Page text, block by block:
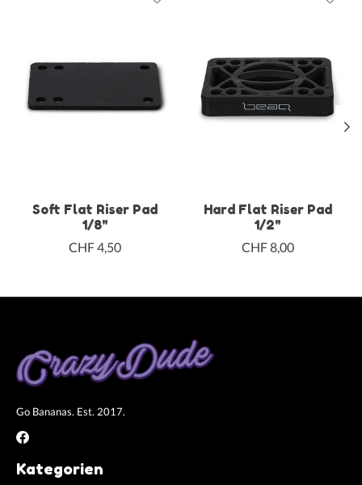
Soft Flat Riser Pad
1/8"
CHF 4,50
Hard Flat Riser Pad
1/2"
CHF 8,00
Go Bananas. Est. 2017.
Kategorien